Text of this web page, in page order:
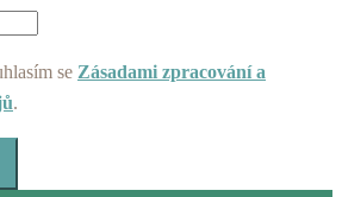
se Zásadami zpracování a
.